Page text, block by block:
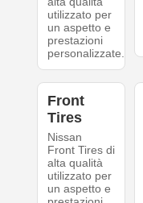
utilizzato per
un aspetto e
prestazioni
personalizzate.
Front
Tires
Nissan
Front Tires di
alta qualità
utilizzato per
un aspetto e